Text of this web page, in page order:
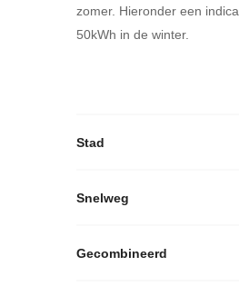
zomer. Hieronder een
50kWh in de winter.
Stad
Snelweg
Gecombineerd